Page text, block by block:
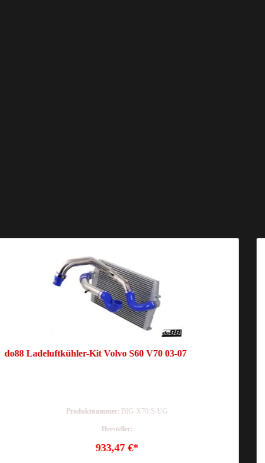
do88 Ladeluftkühler-Kit Volvo S60 V70 03-07
Produktnummer: BIG-X70-S-UG
Hersteller:
933,47 €*